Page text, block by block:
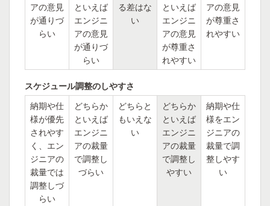
アの意見
が通りづ
らい
といえば
エンジニ
アの意見
が通りづ
らい
る差はな
い
といえば
エンジニ
アの意見
が尊重さ
れやすい
アの意見
が尊重さ
れやすい
スケジュール調整のしやすさ
納期や仕
様が優先
されやす
く、エン
ジニアの
裁量では
調整しづ
らい
どちらか
といえば
エンジニ
アの裁量
で調整し
づらい
どちらと
もいえな
い
どちらか
といえば
エンジニ
アの裁量
で調整し
やすい
納期や仕
様をエン
ジニアの
裁量で調
整しやす
い